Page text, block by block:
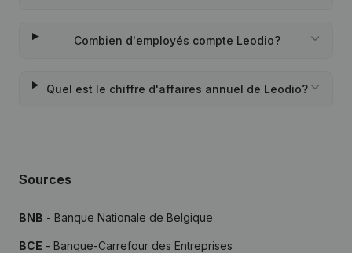
Combien d'employés compte Leodio?
Quel est le chiffre d'affaires annuel de Leodio?
Sources
BNB - Banque Nationale de Belgique
BCE - Banque-Carrefour des Entreprises